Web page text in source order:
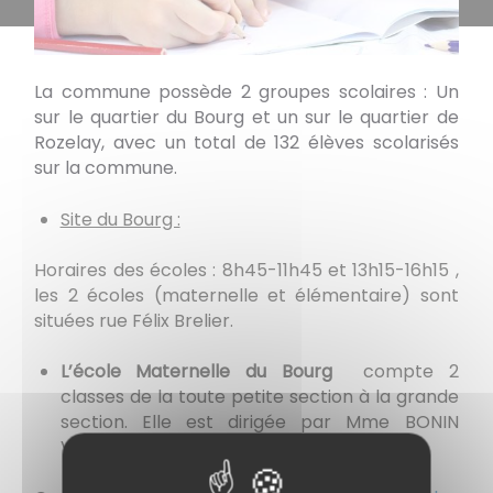
La commune possède 2 groupes scolaires : Un
sur le quartier du Bourg et un sur le quartier de
Rozelay, avec un total de 132 élèves scolarisés
sur la commune.
Site du Bourg :
Horaires des écoles : 8h45-11h45 et 13h15-16h15 ,
les 2 écoles (maternelle et élémentaire) sont
situées rue Félix Brelier.
L’école Maternelle du Bourg compte 2
classes de la toute petite section à la grande
section. Elle est dirigée par Mme BONIN
Valérie.